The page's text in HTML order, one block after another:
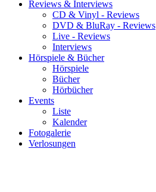
Reviews & Interviews
CD & Vinyl - Reviews
DVD & BluRay - Reviews
Live - Reviews
Interviews
Hörspiele & Bücher
Hörspiele
Bücher
Hörbücher
Events
Liste
Kalender
Fotogalerie
Verlosungen